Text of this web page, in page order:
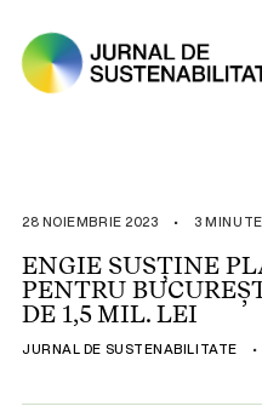
ȘTIRI
OPINII
ESG
LEGISLAȚIE
28 NOIEMBRIE 2023 • 3 MINUTE
ENGIE SUSȚINE
PENTRU
DE 1,5 MIL. LEI
JURNAL DE SUSTENABILITATE •